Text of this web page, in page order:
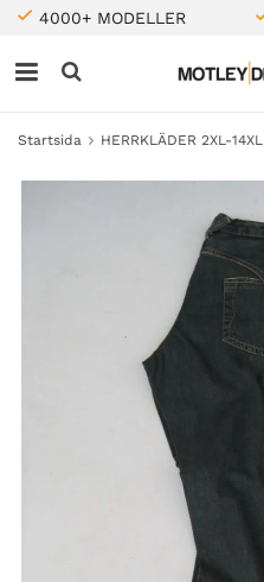
4000+ MODELLER
Startsida HERRKLÄDER 2XL-14XL